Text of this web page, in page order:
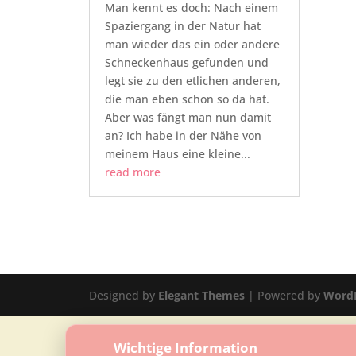
Man kennt es doch: Nach einem
Spaziergang in der Natur hat
man wieder das ein oder andere
Schneckenhaus gefunden und
legt sie zu den etlichen anderen,
die man eben schon so da hat.
Aber was fängt man nun damit
an? Ich habe in der Nähe von
meinem Haus eine kleine...
read more
Designed by Elegant Themes| Powered by
Wichtige Information